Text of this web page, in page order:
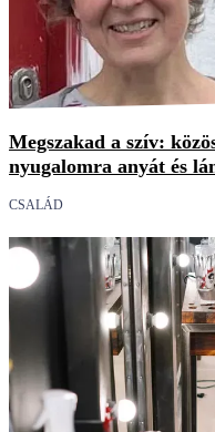
Megszakad a szív:
nyugalomra anyát és
CSALÁD